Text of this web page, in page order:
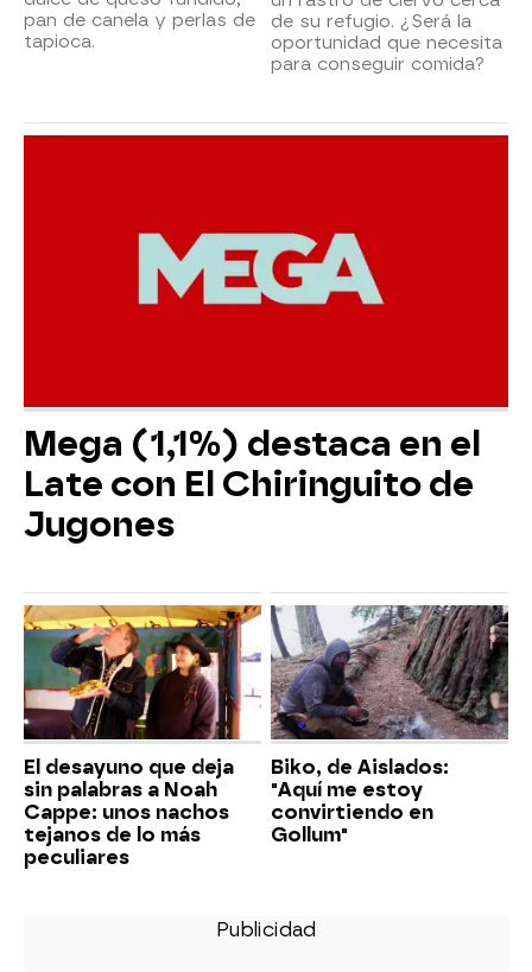
pan de canela y perlas de
tapioca.
de su refugio. ¿Será la
oportunidad que necesita
para conseguir comida?
Mega (1,1%) destaca en el
Late con El Chiringuito de
Jugones
El desayuno que deja
sin palabras a Noah
Cappe: unos nachos
tejanos de lo más
peculiares
Biko, de Aislados:
"Aquí me estoy
convirtiendo en
Gollum"